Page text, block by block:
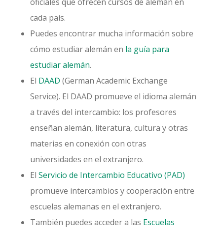
cada país.
Puedes encontrar mucha información sobre
cómo estudiar alemán en la guía para
estudiar alemán.
El DAAD (German Academic Exchange
Service). El DAAD promueve el idioma alemán
a través del intercambio: los profesores
enseñan alemán, literatura, cultura y otras
materias en conexión con otras
universidades en el extranjero.
El Servicio de Intercambio Educativo (PAD)
promueve intercambios y cooperación entre
escuelas alemanas en el extranjero.
También puedes acceder a las Escuelas